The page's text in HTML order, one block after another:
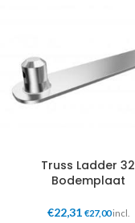
Truss Ladder 32
Bodemplaat
€22,31 €27,00incl.